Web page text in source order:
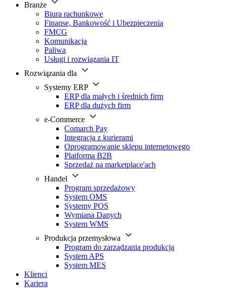
Branże
Biura rachunkowe
Finanse, Bankowość i Ubezpieczenia
FMCG
Komunikacja
Paliwa
Usługi i rozwiązania IT
Rozwiązania dla
Systemy ERP
ERP dla małych i średnich firm
ERP dla dużych firm
e-Commerce
Comarch Pay
Integracja z kurierami
Oprogramowanie sklepu internetowego
Platforma B2B
Sprzedaż na marketplace'ach
Handel
Program sprzedażowy
System OMS
Systemy POS
Wymiana Danych
System WMS
Produkcja przemysłowa
Program do zarządzania produkcją
System APS
System MES
Klienci
Kariera